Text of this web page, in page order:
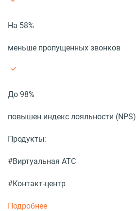
На 58%
меньше пропущенных звонков
До 98%
повышен индекс лояльности (NPS)
Продукты:
#Виртуальная АТС
#Контакт-центр
Подробнее